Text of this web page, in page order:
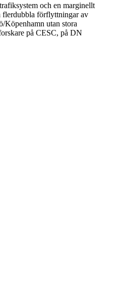
och en marginellt
flerdubbla förflyttningar av
Köpenhamn utan stora
på CESC, på DN